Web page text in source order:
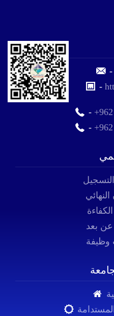
-
-
-
النهائي
بعد
المستدامة